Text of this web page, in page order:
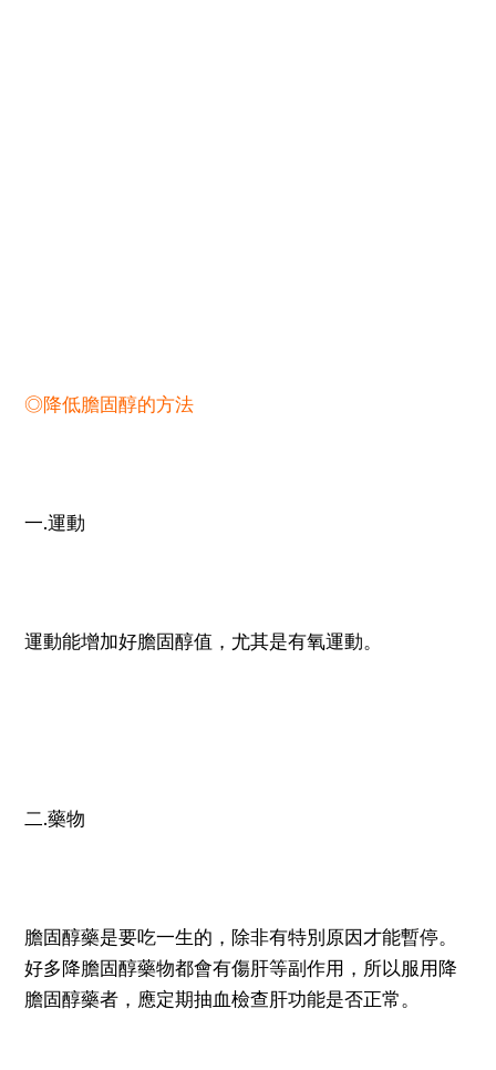
◎降低膽固醇的方法
一.運動
運動能增加好膽固醇值，尤其是有氧運動。
二.藥物
膽固醇藥是要吃一生的，除非有特別原因才能暫停。
好多降膽固醇藥物都會有傷肝等副作用，所以服用降
膽固醇藥者，應定期抽血檢查肝功能是否正常。